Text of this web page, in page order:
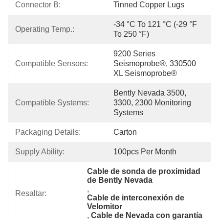
Connector B: Tinned Copper Lugs
Operating Temp.:
-34 °C To 121 °C (-29 °F
To 250 °F)
Compatible Sensors:
9200 Series
Seismoprobe®, 330500
XL Seismoprobe®
Compatible Systems:
Bently Nevada 3500,
3300, 2300 Monitoring
Systems
Packaging Details: Carton
Supply Ability: 100pcs Per Month
Resaltar:
Cable de sonda de proximidad
de Bently Nevada
,
Cable de interconexión de
Velomitor
, Cable de Nevada con garantía